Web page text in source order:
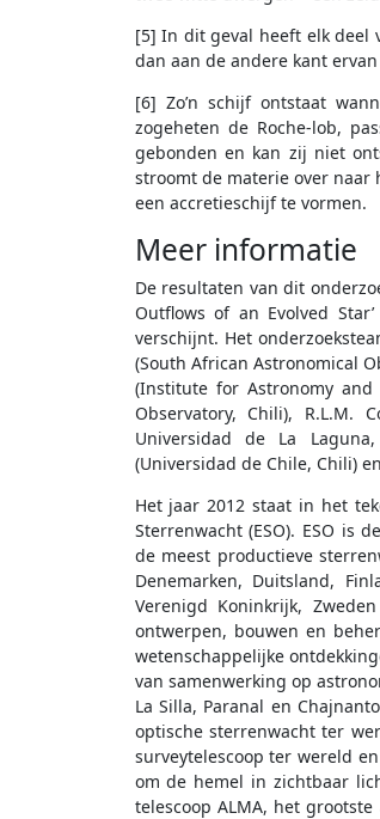
[5] In dit geval heeft elk deel
dan aan de andere kant ervan
[6] Zo’n schijf ontstaat
zogeheten de Roche-lob,
gebonden en kan zij niet
stroomt de materie over
een accretieschijf te vormen.
Meer informatie
De resultaten van dit
Outflows of an Evolved
verschijnt. Het
(South African Astronomical
(Institute for Astronomy and
Observatory, Chili), R.L.M.
Universidad de La
(Universidad de Chile, Chili)
Het jaar 2012 staat in het
Sterrenwacht (ESO). ESO is
de meest productieve
Denemarken, Duitsland,
Verenigd Koninkrijk,
ontwerpen, bouwen en
wetenschappelijke
van samenwerking op
La Silla, Paranal en
optische sterrenwacht ter
surveytelescoop ter wereld
om de hemel in zichtbaar
telescoop ALMA, het